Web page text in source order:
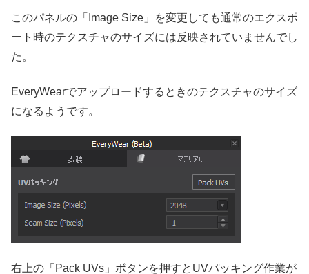
このパネルの「Image Size」を変更しても通常のエクスポ
ート時のテクスチャのサイズには反映されていませんでし
た。
EveryWearでアップロードするときのテクスチャのサイズ
になるようです。
右上の「Pack UVs」ボタンを押すとUVパッキング作業が